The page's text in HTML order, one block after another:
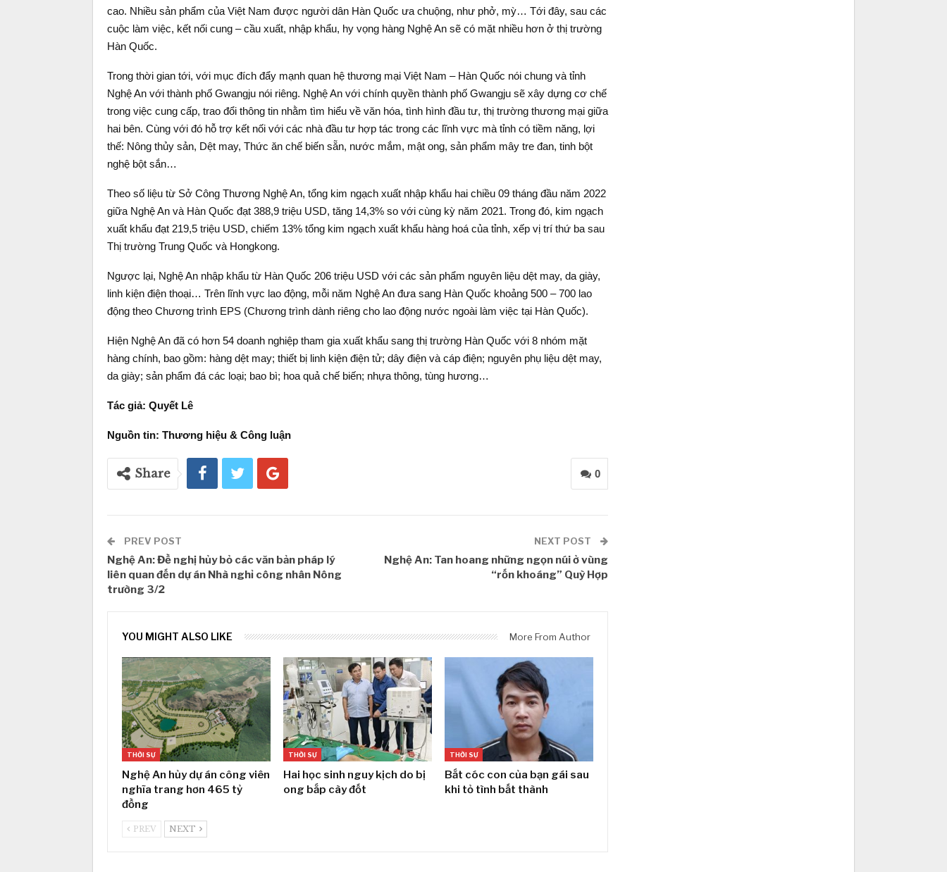
cao. Nhiều sản phẩm của Việt Nam được người dân Hàn Quốc ưa chuộng, như phở, mỳ… Tới đây, sau các
cuộc làm việc, kết nối cung – cầu xuất, nhập khẩu, hy vọng hàng Nghệ An sẽ có mặt nhiều hơn ở thị trường
Hàn Quốc.
Trong thời gian tới, với mục đích đẩy mạnh quan hệ thương mại Việt Nam – Hàn Quốc nói chung và tỉnh
Nghệ An với thành phố Gwangju nói riêng. Nghệ An với chính quyền thành phố Gwangju sẽ xây dựng cơ chế
trong việc cung cấp, trao đổi thông tin nhằm tìm hiểu về văn hóa, tình hình đầu tư, thị trường thương mại giữa
hai bên. Cùng với đó hỗ trợ kết nối với các nhà đầu tư hợp tác trong các lĩnh vực mà tỉnh có tiềm năng, lợi
thế: Nông thủy sản, Dệt may, Thức ăn chế biến sẵn, nước mắm, mật ong, sản phẩm mây tre đan, tinh bột
nghệ bột sắn…
Theo số liệu từ Sở Công Thương Nghệ An, tổng kim ngạch xuất nhập khẩu hai chiều 09 tháng đầu năm 2022
giữa Nghệ An và Hàn Quốc đạt 388,9 triệu USD, tăng 14,3% so với cùng kỳ năm 2021. Trong đó, kim ngạch
xuất khẩu đạt 219,5 triệu USD, chiếm 13% tổng kim ngạch xuất khẩu hàng hoá của tỉnh, xếp vị trí thứ ba sau
Thị trường Trung Quốc và Hongkong.
Ngược lại, Nghệ An nhập khẩu từ Hàn Quốc 206 triệu USD với các sản phẩm nguyên liệu dệt may, da giày,
linh kiện điện thoại… Trên lĩnh vực lao động, mỗi năm Nghệ An đưa sang Hàn Quốc khoảng 500 – 700 lao
động theo Chương trình EPS (Chương trình dành riêng cho lao động nước ngoài làm việc tại Hàn Quốc).
Hiện Nghệ An đã có hơn 54 doanh nghiệp tham gia xuất khẩu sang thị trường Hàn Quốc với 8 nhóm mặt
hàng chính, bao gồm: hàng dệt may; thiết bị linh kiện điện tử; dây điện và cáp điện; nguyên phụ liệu dệt may,
da giày; sản phẩm đá các loại; bao bì; hoa quả chế biến; nhựa thông, tùng hương…
Tác giả: Quyết Lê
Nguồn tin: Thương hiệu & Công luận
0
Share
PREV POST
Nghệ An: Đề nghị hủy bỏ các văn bản pháp lý
liên quan đến dự án Nhà nghỉ công nhân Nông
trường 3/2
NEXT POST
Nghệ An: Tan hoang những ngọn núi ở vùng
“rốn khoáng” Quỳ Hợp
YOU MIGHT ALSO LIKE More From Author
THỜI SỰ
Nghệ An hủy dự án công viên
nghĩa trang hơn 465 tỷ
đồng
THỜI SỰ
Hai học sinh nguy kịch do bị
ong bắp cày đốt
THỜI SỰ
Bắt cóc con của bạn gái sau
khi tỏ tình bất thành
PREV NEXT